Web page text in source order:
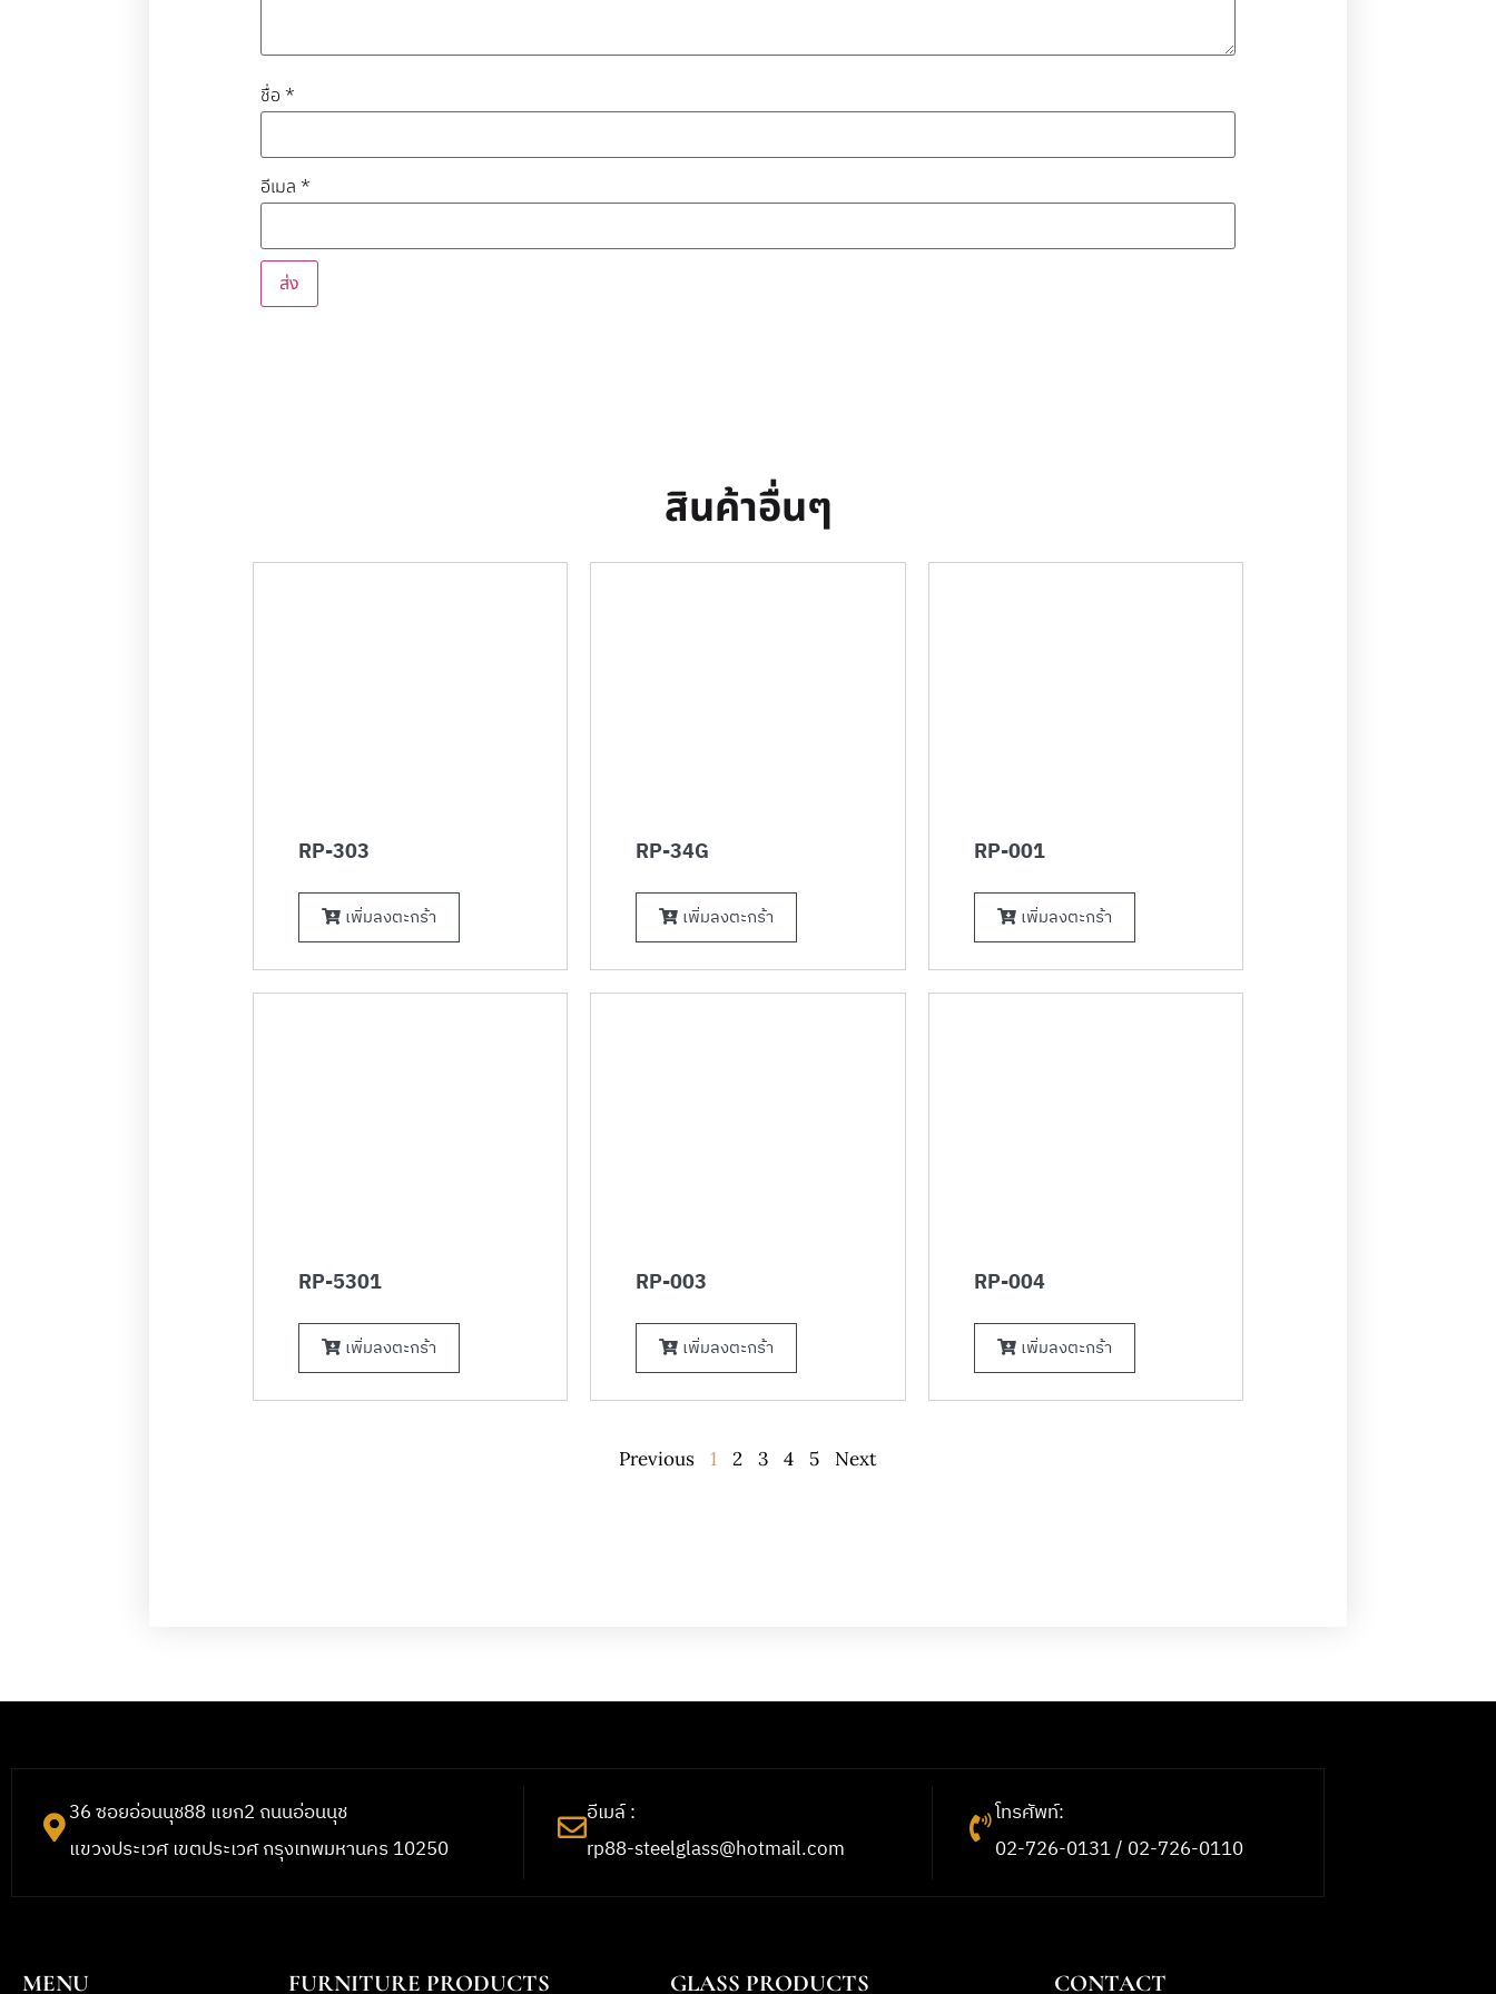
ชื่อ *
อีเมล *
สินค้าอื่นๆ
RP-303
เพิ่มลงตะกร้า
RP-34G
เพิ่มลงตะกร้า
RP-001
เพิ่มลงตะกร้า
RP-5301
เพิ่มลงตะกร้า
RP-003
เพิ่มลงตะกร้า
RP-004
เพิ่มลงตะกร้า
Previous 1 2 3 4 5 Next
36 ซอยอ่อนนุช88 แยก2 ถนนอ่อนนุช
แขวงประเวศ เขตประเวศ กรุงเทพมหานคร 10250
อีเมล์ :
rp88-steelglass@hotmail.com
โทรศัพท์:
02-726-0131 / 02-726-0110
MENU FURNITURE PRODUCTS GLASS PRODUCTS CONTACT